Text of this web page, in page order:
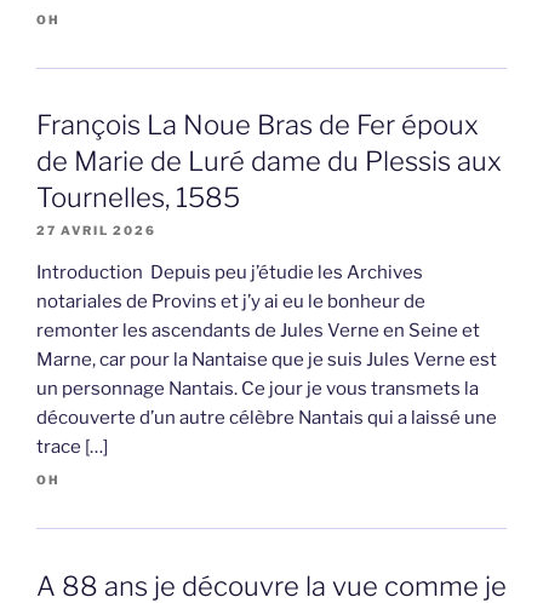
OH
François La Noue Bras de Fer époux
de Marie de Luré dame du Plessis aux
Tournelles, 1585
27 AVRIL 2026
Introduction Depuis peu j’étudie les Archives
notariales de Provins et j’y ai eu le bonheur de
remonter les ascendants de Jules Verne en Seine et
Marne, car pour la Nantaise que je suis Jules Verne est
un personnage Nantais. Ce jour je vous transmets la
découverte d’un autre célèbre Nantais qui a laissé une
trace […]
OH
A 88 ans je découvre la vue comme je